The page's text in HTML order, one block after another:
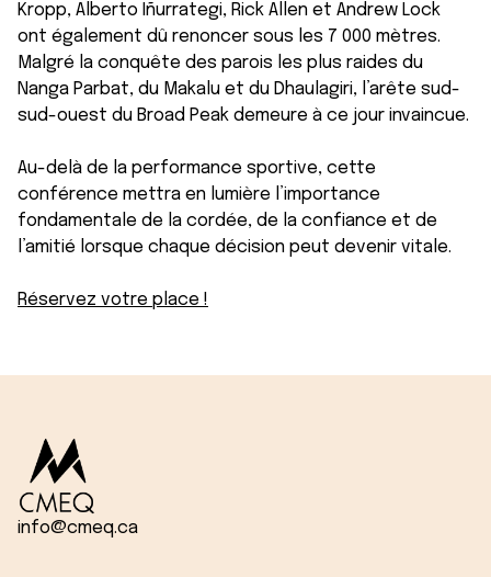
Kropp, Alberto Iñurrategi, Rick Allen et Andrew Lock
ont également dû renoncer sous les 7 000 mètres.
Malgré la conquête des parois les plus raides du
Nanga Parbat, du Makalu et du Dhaulagiri, l’arête sud-
sud-ouest du Broad Peak demeure à ce jour invaincue.
Au-delà de la performance sportive, cette
conférence mettra en lumière l’importance
fondamentale de la cordée, de la confiance et de
l’amitié lorsque chaque décision peut devenir vitale.
Réservez votre place !
info@cmeq.ca